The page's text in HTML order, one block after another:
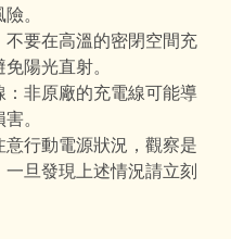
。
要在高溫的密閉空間充
陽光直射。
非原廠的充電線可能導
。
行動電源狀況，觀察是
旦發現上述情況請立刻